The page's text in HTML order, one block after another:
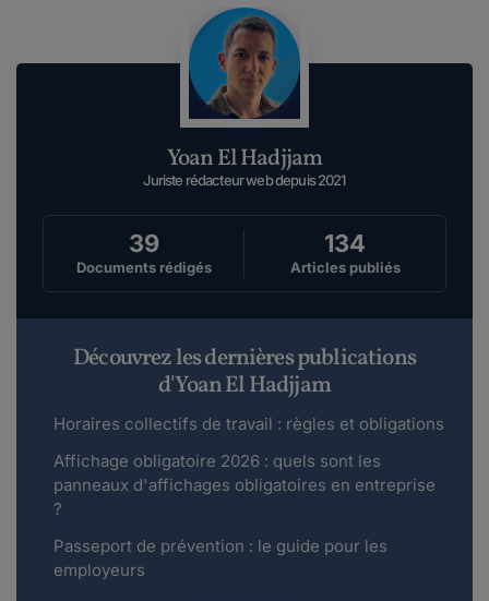
Yoan El Hadjjam
Juriste rédacteur web depuis 2021
39
Documents rédigés
134
Articles publiés
Découvrez les dernières publications
d'Yoan El Hadjjam
Horaires collectifs de travail : règles et obligations
Affichage obligatoire 2026 : quels sont les
panneaux d'affichages obligatoires en entreprise
?
Passeport de prévention : le guide pour les
employeurs